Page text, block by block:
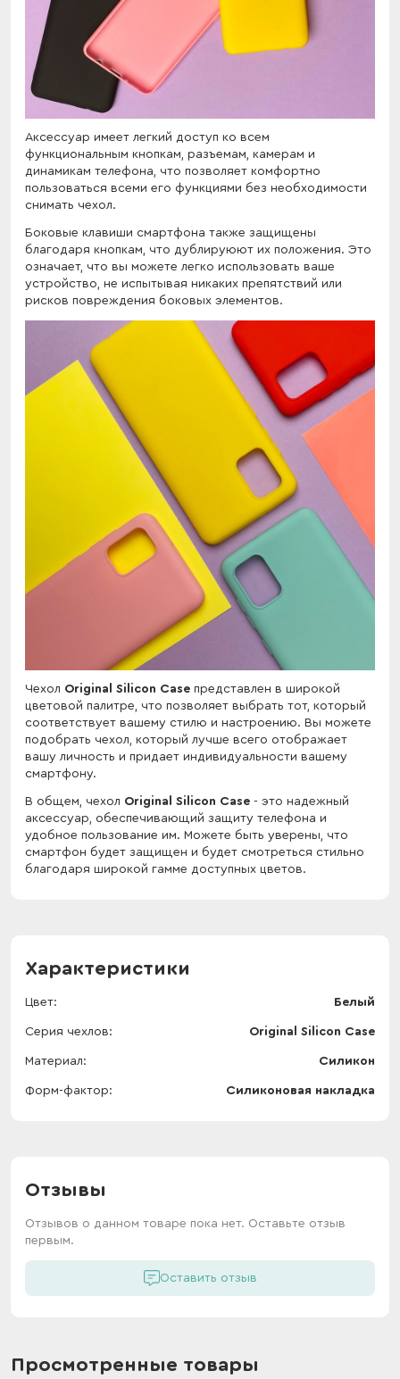
Аксессуар имеет легкий доступ ко всем
функциональным кнопкам, разъемам, камерам и
динамикам телефона, что позволяет комфортно
пользоваться всеми его функциями без необходимости
снимать чехол.
Боковые клавиши смартфона также защищены
благодаря кнопкам, что дублируюют их положения. Это
означает, что вы можете легко использовать ваше
устройство, не испытывая никаких препятствий или
рисков повреждения боковых элементов.
Чехол Original Silicon Case представлен в широкой
цветовой палитре, что позволяет выбрать тот, который
соответствует вашему стилю и настроению. Вы можете
подобрать чехол, который лучше всего отображает
вашу личность и придает индивидуальности вашему
смартфону.
В общем, чехол Original Silicon Case - это надежный
аксессуар, обеспечивающий защиту телефона и
удобное пользование им. Можете быть уверены, что
смартфон будет защищен и будет смотреться стильно
благодаря широкой гамме доступных цветов.
Характеристики
Цвет Белый
Серия чехлов Original Silicon Case
Материал Силикон
Форм-фактор Силиконовая накладка
Отзывы
Отзывов о данном товаре пока нет. Оставьте отзыв
первым.
Оставить отзыв
Просмотренные товары